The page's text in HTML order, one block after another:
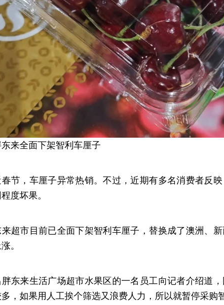
来全面下架智利车厘子
春节，车厘子异常热销。不过，近期有多名消费者反
度坏果。
来超市目前已全面下架智利车厘子，替换成了澳洲、
。
东来生活广场超市水果区的一名员工向记者介绍道
多，如果用人工挨个筛选又浪费人力，所以就暂停采购